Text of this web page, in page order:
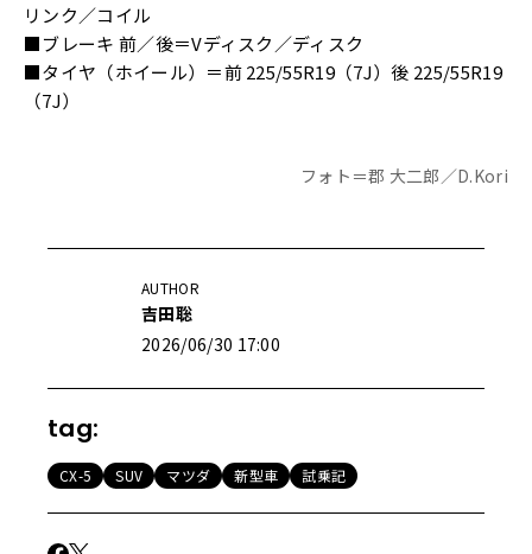
リンク／コイル
■ブレーキ 前／後＝Vディスク／ディスク
■タイヤ（ホイール）＝前 225/55R19（7J）後 225/55R19
（7J）
フォト＝郡 大二郎／D.Kori
AUTHOR
吉田聡
2026/06/30 17:00
tag:
CX-5 SUV マツダ 新型車 試乗記